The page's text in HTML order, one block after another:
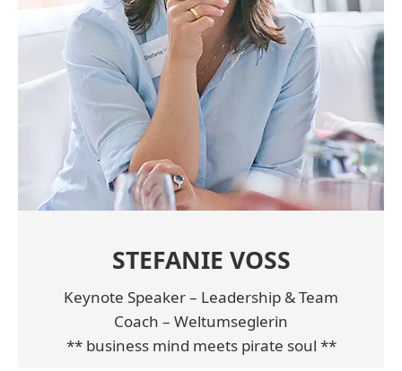
STEFANIE VOSS
Keynote Speaker – Leadership & Team
Coach – Weltumseglerin
** business mind meets pirate soul **